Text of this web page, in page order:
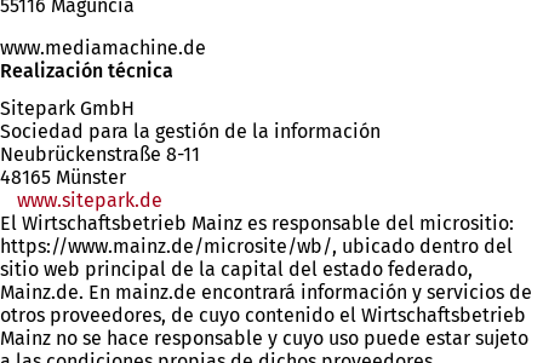
55116 Maguncia
www.mediamachine.de
Realización técnica
Sitepark GmbH
Sociedad para la gestión de la información
Neubrückenstraße 8-11
48165 Münster
www.sitepark.de
El Wirtschaftsbetrieb Mainz es responsable del micrositio:
https://www.mainz.de/microsite/wb/, ubicado dentro del
sitio web principal de la capital del estado federado,
Mainz.de. En mainz.de encontrará información y servicios de
otros proveedores, de cuyo contenido el Wirtschaftsbetrieb
Mainz no se hace responsable y cuyo uso puede estar sujeto